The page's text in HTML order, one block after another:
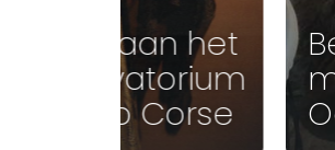
Bezoek aan het
conservatorium
van Cap Corse